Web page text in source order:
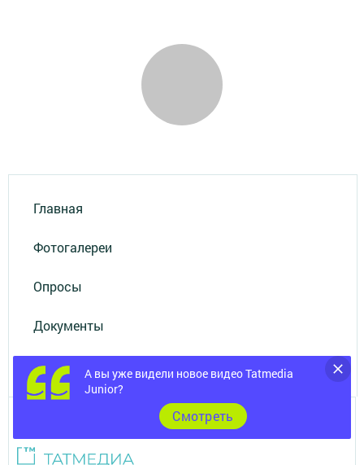
Главная
Фотогалереи
Опросы
Документы
Разное
А вы уже видели новое видео Tatmedia
Junior?
Cмотреть